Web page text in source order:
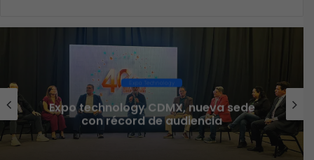
Expo Technology
Expo technology CDMX, nueva sede
con récord de audiencia